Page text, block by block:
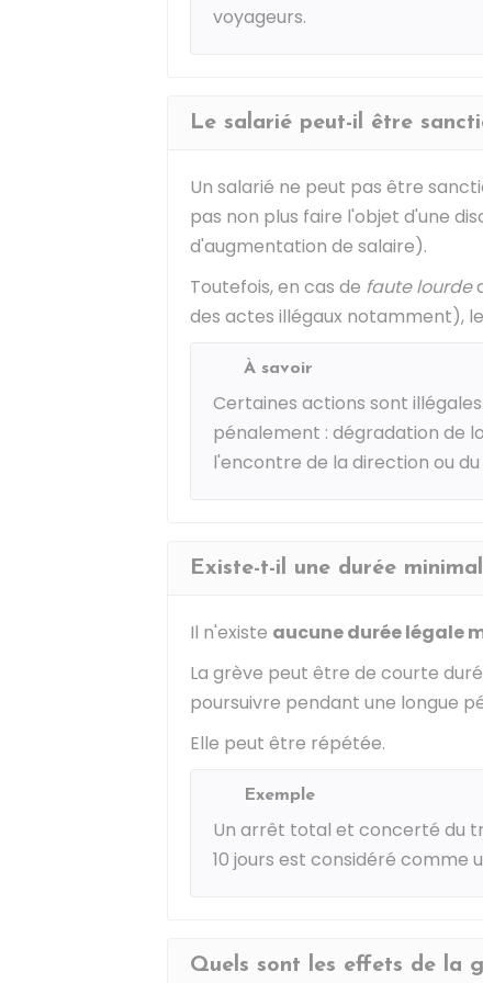
voyageurs.
Le salarié peut-il être
Un salarié ne peut pas être
pas non plus faire l'objet d'une
d'augmentation de salaire).
Toutefois, en cas de faute lourde
des actes illégaux notamment),
À savoir
Certaines actions sont
pénalement : dégradation de
l'encontre de la direction ou
Existe-t-il une durée
Il n'existe aucune durée légale
La grève peut être de courte
poursuivre pendant une longue
Elle peut être répétée.
Exemple
Un arrêt total et concerté du
10 jours est considéré comme
Quels sont les effets de la